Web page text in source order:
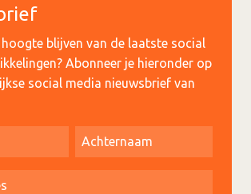
blijven van de laatste social
Abonneer je hieronder op
social media nieuwsbrief van